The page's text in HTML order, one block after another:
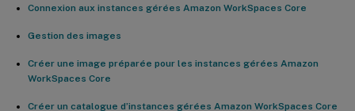
Connexion aux instances gérées Amazon WorkSpaces Core
Gestion des images
Créer une image préparée pour les instances gérées Amazon
WorkSpaces Core
Créer un catalogue d’instances gérées Amazon WorkSpaces Core